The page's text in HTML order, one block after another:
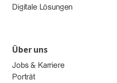
Digitale Lösungen
Über uns
Jobs & Karriere
Porträt